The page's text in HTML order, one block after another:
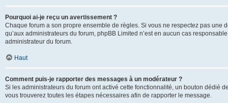
Pourquoi ai-je reçu un avertissement ?
Chaque forum a son propre ensemble de règles. Si vous ne respectez pas une
qu’aux administrateurs du forum, phpBB Limited n’est en aucun cas
administrateur du forum.
Haut
Comment puis-je rapporter des messages à un modérateur ?
Si les administrateurs du forum ont activé cette fonctionnalité, un bouton dédié
vous trouverez toutes les étapes nécessaires afin de rapporter le message.